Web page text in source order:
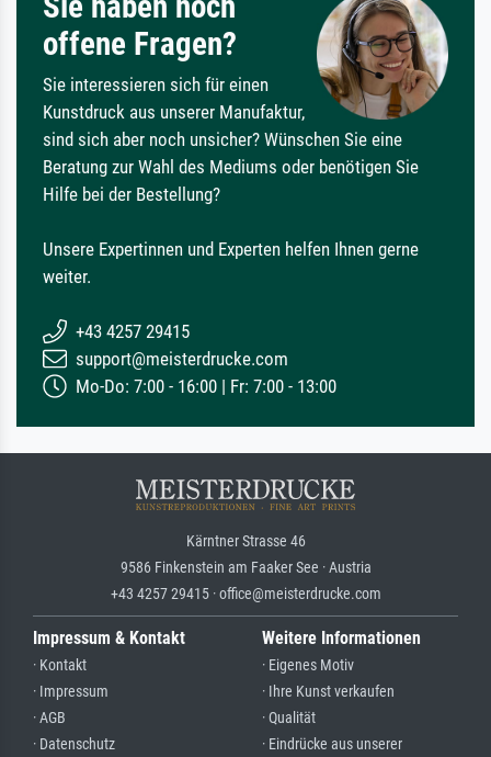
offene Fragen?
Sie interessieren sich für einen
Kunstdruck aus unserer Manufaktur,
sind sich aber noch unsicher? Wünschen Sie eine
Beratung zur Wahl des Mediums oder benötigen Sie
Hilfe bei der Bestellung?
Unsere Expertinnen und Experten helfen Ihnen gerne
weiter.
+43 4257 29415
support@meisterdrucke.com
Mo-Do: 7:00 - 16:00 | Fr: 7:00 - 13:00
Kärntner Strasse 46
9586 Finkenstein am Faaker See · Austria
+43 4257 29415 · office@meisterdrucke.com
Impressum & Kontakt
· Kontakt
· Impressum
· AGB
· Datenschutz
Weitere Informationen
· Eigenes Motiv
· Ihre Kunst verkaufen
· Qualität
· Eindrücke aus unserer